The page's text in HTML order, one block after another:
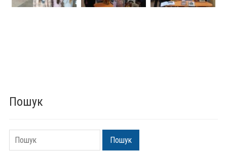
Пошук
Пошук Пошук